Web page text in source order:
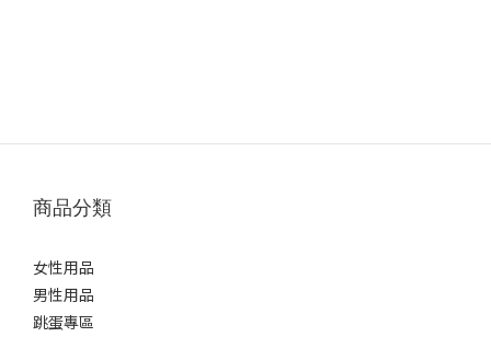
商品分類
女性用品
男性用品
跳蛋專區